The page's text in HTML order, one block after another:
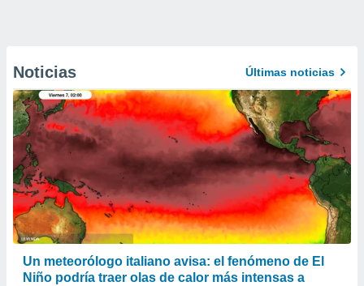
Noticias Últimas noticias
Un meteorólogo italiano avisa: el fenómeno de El
Niño podría traer olas de calor más intensas a